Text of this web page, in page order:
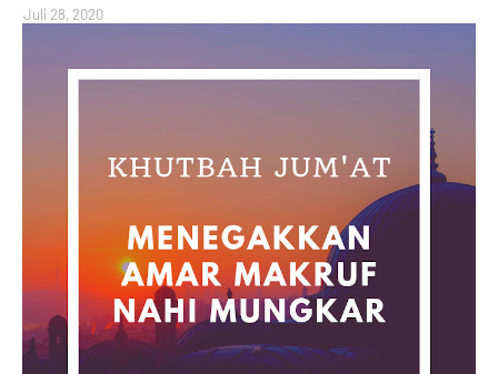
Juli 28, 2020